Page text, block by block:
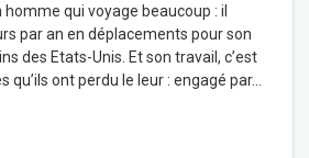
qui voyage beaucoup : il
par an en déplacements pour son
des Etats-Unis. Et son travail, c’est
qu’ils ont perdu le leur : engagé par…